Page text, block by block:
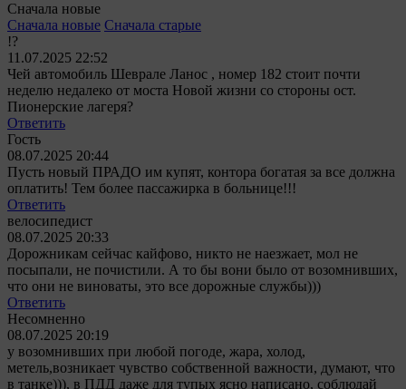
Сначала новые
Сначала новые Сначала старые
!?
11.07.2025 22:52
Чей автомобиль Шеврале Ланос , номер 182 стоит почти
неделю недалеко от моста Новой жизни со стороны ост.
Пионерские лагеря?
Ответить
Гость
08.07.2025 20:44
Пусть новый ПРАДО им купят, контора богатая за все должна
оплатить! Тем более пассажирка в больнице!!!
Ответить
велосипедист
08.07.2025 20:33
Дорожникам сейчас кайфово, никто не наезжает, мол не
посыпали, не почистили. А то бы вони было от возомнивших,
что они не виноваты, это все дорожные службы)))
Ответить
Несомненно
08.07.2025 20:19
у возомнивших при любой погоде, жара, холод,
метель,возникает чувство собственной важности, думают, что
в танке))), в ПДД даже для тупых ясно написано, соблюдай